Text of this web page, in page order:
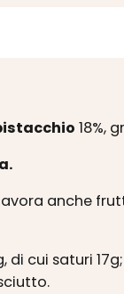
18%,
anche
di cui saturi